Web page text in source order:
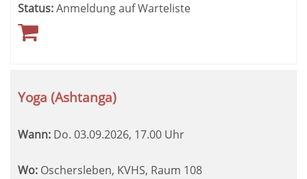
Status:Anmeldung auf Warteliste
Yoga (Ashtanga)
Wann: Do. 03.09.2026, 17.00 Uhr
Wo: Oschersleben, KVHS, Raum 108